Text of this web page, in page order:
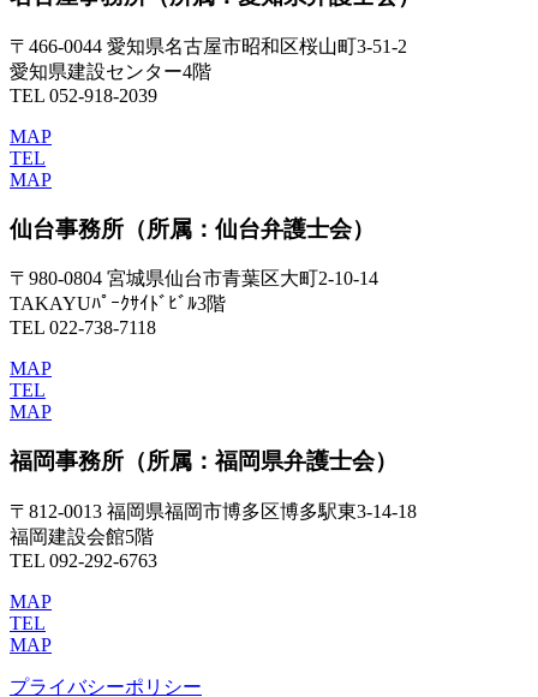
〒466-0044 愛知県名古屋市昭和区桜山町3-51-2
愛知県建設センター4階
TEL 052-918-2039
MAP
TEL
MAP
仙台事務所 （所属：仙台弁護士会）
〒980-0804 宮城県仙台市青葉区大町2-10-14
TAKAYUﾊﾟｰｸｻｲﾄﾞﾋﾞﾙ3階
TEL 022-738-7118
MAP
TEL
MAP
福岡事務所 （所属：福岡県弁護士会）
〒812-0013 福岡県福岡市博多区博多駅東3-14-18
福岡建設会館5階
TEL 092-292-6763
MAP
TEL
MAP
プライバシーポリシー